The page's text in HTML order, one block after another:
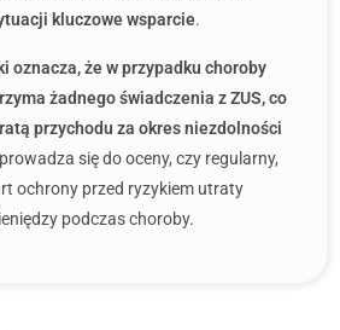
kluczowe wsparcie.
oznacza, że w przypadku choroby
żadnego świadczenia z ZUS, co
przychodu za okres niezdolności
się do oceny, czy regularny,
ochrony przed ryzykiem utraty
podczas choroby.